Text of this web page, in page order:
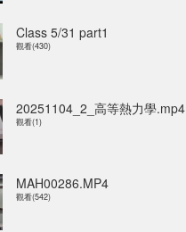
Class 5/31 part1
觀看(430)
20251104_2_高等熱力學.mp4
觀看(1)
MAH00286.MP4
觀看(542)